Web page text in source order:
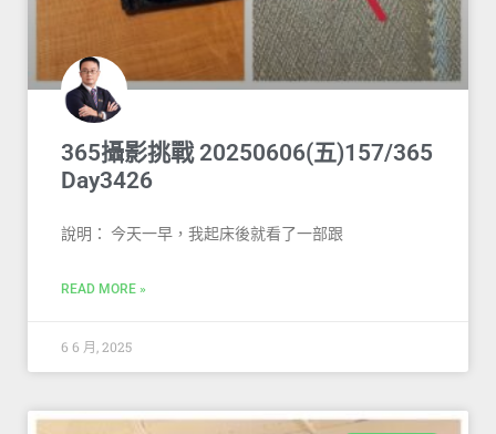
365攝影挑戰 20250606(五)157/365
Day3426
說明： 今天一早，我起床後就看了一部跟
READ MORE »
6 6 月, 2025